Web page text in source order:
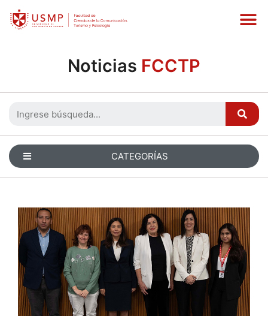
Noticias FCCTP
CATEGORÍAS